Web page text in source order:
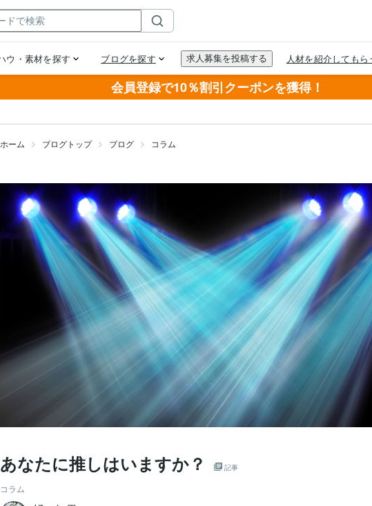
会員登録で10％割引クーポンを獲得！
ホーム ブログトップ ブログ コラム
あなたに推しはいますか？ 記事
コラム